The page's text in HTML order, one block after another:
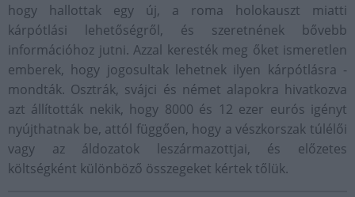
hogy hallottak egy új, a roma holokauszt miatti
kárpótlási lehetőségről, és szeretnének bővebb
információhoz jutni. Azzal keresték meg őket ismeretlen
emberek, hogy jogosultak lehetnek ilyen kárpótlásra -
mondták. Osztrák, svájci és német alapokra hivatkozva
azt állították nekik, hogy 8000 és 12 ezer eurós igényt
nyújthatnak be, attól függően, hogy a vészkorszak túlélői
vagy az áldozatok leszármazottjai, és előzetes
költségként különböző összegeket kértek tőlük.